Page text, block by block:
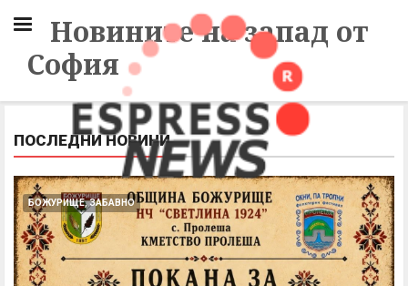
Новините на запад от
София
ПОСЛЕДНИ НОВИНИ
БОЖУРИЩЕ, ЗАБАВНО